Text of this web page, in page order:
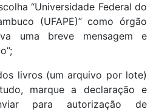
“Universidade Federal do
(UFAPE)” como órgão
uma breve mensagem e
livros (um arquivo por lote)
marque a declaração e
para autorização de